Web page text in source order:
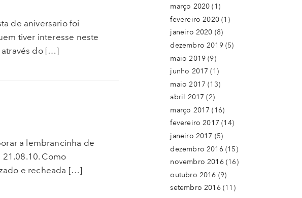
de aniversario foi
tiver interesse neste
através do […]
a lembrancinha de
21.08.10. Como
e recheada […]
março 2020 (1)
fevereiro 2020(1)
janeiro 2020 (8)
dezembro 2019(5)
maio 2019 (9)
junho 2017 (1)
maio 2017 (13)
abril 2017 (2)
março 2017 (16)
fevereiro 2017 (14)
janeiro 2017 (5)
dezembro 2016(15)
novembro 2016(16)
outubro 2016 (9)
setembro 2016(11)